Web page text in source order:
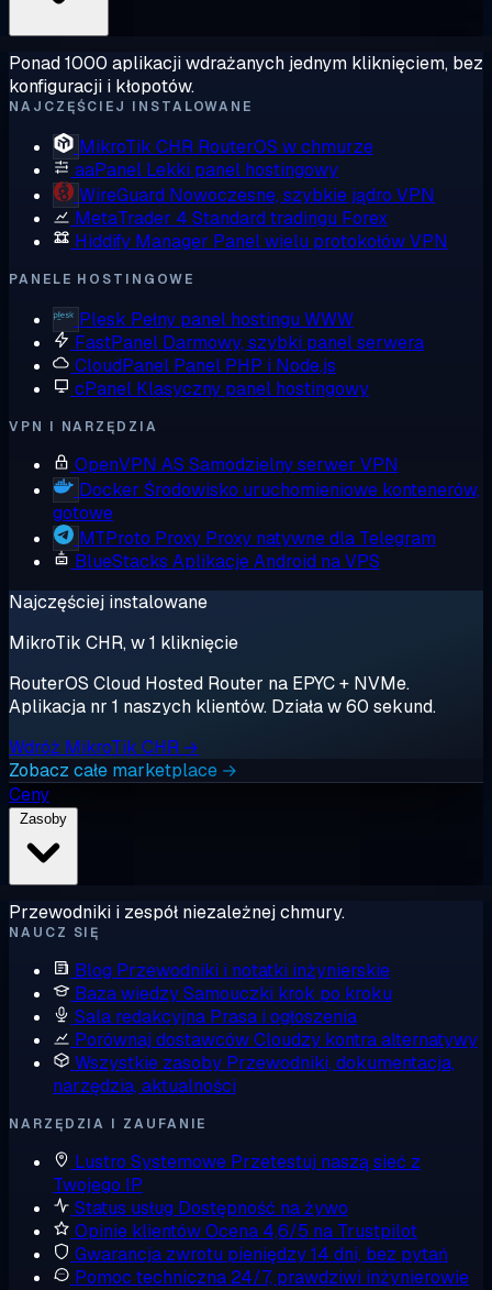
Ponad 1000 aplikacji wdrażanych jednym kliknięciem, bez
konfiguracji i kłopotów.
NAJCZĘŚCIEJ INSTALOWANE
MikroTik CHR RouterOS w chmurze
aaPanel Lekki panel hostingowy
WireGuard Nowoczesne, szybkie jądro VPN
MetaTrader 4 Standard tradingu Forex
Hiddify Manager Panel wielu protokołów VPN
PANELE HOSTINGOWE
Plesk Pełny panel hostingu WWW
FastPanel Darmowy, szybki panel serwera
CloudPanel Panel PHP i Node.js
cPanel Klasyczny panel hostingowy
VPN I NARZĘDZIA
OpenVPN AS Samodzielny serwer VPN
Docker Środowisko uruchomieniowe kontenerów,
gotowe
MTProto Proxy Proxy natywne dla Telegram
BlueStacks Aplikacje Android na VPS
Najczęściej instalowane
MikroTik CHR, w 1 kliknięcie
RouterOS Cloud Hosted Router na EPYC + NVMe.
Aplikacja nr 1 naszych klientów. Działa w 60 sekund.
Wdróż MikroTik CHR →
Zobacz całe marketplace →
Ceny
Przewodniki i zespół niezależnej chmury.
NAUCZ SIĘ
Blog Przewodniki i notatki inżynierskie
Baza wiedzySamouczki krok po kroku
Sala redakcyjna Prasa i ogłoszenia
Porównaj dostawcówCloudzy kontra alternatywy
Wszystkie zasoby Przewodniki, dokumentacja,
narzędzia, aktualności
NARZĘDZIA I ZAUFANIE
Lustro Systemowe Przetestuj naszą sieć z
Twojego IP
Status usług Dostępność na żywo
Opinie klientówOcena 4,6/5 na Trustpilot
Gwarancja zwrotu pieniędzy14 dni, bez pytań
Pomoc techniczna 24/7, prawdziwi inżynierowie